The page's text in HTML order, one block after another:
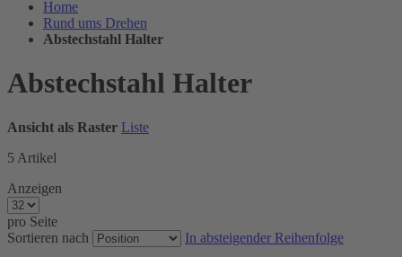
Home
Rund ums Drehen
Abstechstahl Halter
Abstechstahl Halter
Ansicht als Raster Liste
5 Artikel
Anzeigen
pro Seite
Sortieren nach
In absteigender Reihenfolge